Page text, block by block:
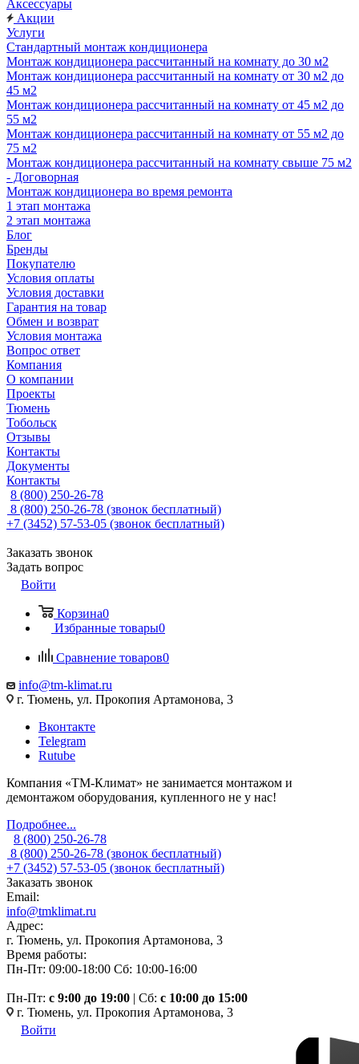
Аксессуары
Акции
Услуги
Стандартный монтаж кондиционера
Монтаж кондиционера рассчитанный на комнату до 30 м2
Монтаж кондиционера рассчитанный на комнату от 30 м2 до
45 м2
Монтаж кондиционера рассчитанный на комнату от 45 м2 до
55 м2
Монтаж кондиционера рассчитанный на комнату от 55 м2 до
75 м2
Монтаж кондиционера рассчитанный на комнату свыше 75 м2
- Договорная
Монтаж кондиционера во время ремонта
1 этап монтажа
2 этап монтажа
Блог
Бренды
Покупателю
Условия оплаты
Условия доставки
Гарантия на товар
Обмен и возврат
Условия монтажа
Вопрос ответ
Компания
О компании
Проекты
Тюмень
Тобольск
Отзывы
Контакты
Документы
Контакты
8 (800) 250-26-78
8 (800) 250-26-78 (звонок бесплатный)
+7 (3452) 57-53-05 (звонок бесплатный)
Заказать звонок
Задать вопрос
Войти
Корзина0
Избранные товары0
Сравнение товаров0
info@tm-klimat.ru
г. Тюмень, ул. Прокопия Артамонова, 3
Вконтакте
Telegram
Rutube
Компания «ТМ-Климат» не занимается монтажом и
демонтажом оборудования, купленного не у нас!
Подробнее...
8 (800) 250-26-78
8 (800) 250-26-78 (звонок бесплатный)
+7 (3452) 57-53-05 (звонок бесплатный)
Заказать звонок
Email:
info@tmklimat.ru
Адрес:
г. Тюмень, ул. Прокопия Артамонова, 3
Время работы:
Пн-Пт: 09:00-18:00 Сб: 10:00-16:00
Пн-Пт: c 9:00 до 19:00 | Сб: с 10:00 до 15:00
г. Тюмень, ул. Прокопия Артамонова, 3
Войти